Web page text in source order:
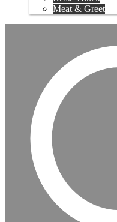
Meat & Greet